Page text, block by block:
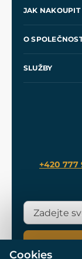
JAK NAKOUPIT
Velkoobchod
O
SLUŽBY
Meče pro
+420 777
Cookies